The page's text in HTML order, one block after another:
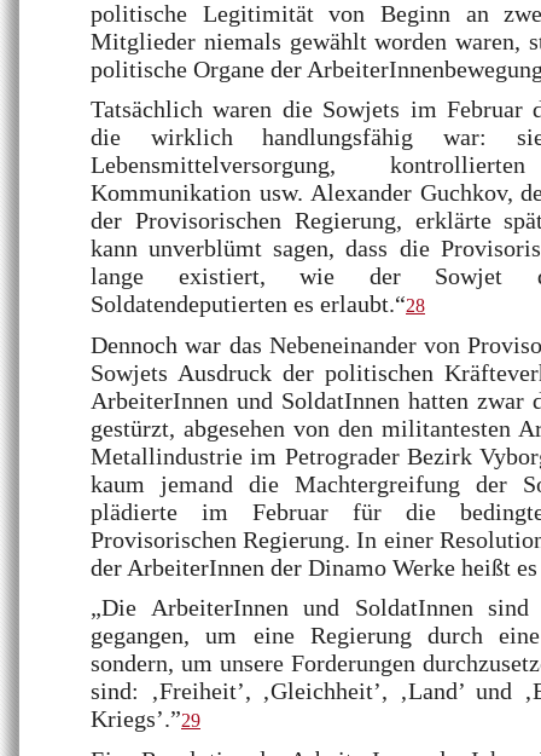
politische Legitimität von Beginn an
Mitglieder niemals gewählt worden waren,
politische Organe der
Tatsächlich waren die Sowjets im Februar
die wirklich handlungsfähig war:
Lebensmittelversorgung,
Kommunikation usw. Alexander Guchkov,
der Provisorischen Regierung, erklärte
kann unverblümt sagen, dass die
lange existiert, wie der Sowjet
Soldatendeputierten es erlaubt.“28
Dennoch war das Nebeneinander von
Sowjets Ausdruck der politischen
ArbeiterInnen und SoldatInnen hatten zwar
gestürzt, abgesehen von den militantesten
Metallindustrie im Petrograder Bezirk
kaum jemand die Machtergreifung der
plädierte im Februar für die
Provisorischen Regierung. In einer
der ArbeiterInnen der Dinamo Werke heißt
„Die ArbeiterInnen und SoldatInnen
gegangen, um eine Regierung durch
sondern, um unsere Forderungen
sind: ‚Freiheit’, ‚Gleichheit’, ‚Land’ und
Kriegs’.”29